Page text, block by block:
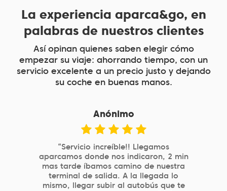
La experiencia aparca&go, en
palabras de nuestros clientes
Así opinan quienes saben elegir cómo
empezar su viaje: ahorrando tiempo, con un
servicio excelente a un precio justo y dejando
su coche en buenas manos.
Anónimo
“Aparcamiento cercano a Atocha,
eficiente, con buen precio y gran
profesionalidad de los que atienden en
parking. El sistema de reserva por web
es muy simple y eficaz.”